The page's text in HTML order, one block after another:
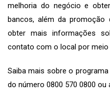
melhoria do negócio e
bancos, além da promoção
obter mais informações
contato com o local por meio
Saiba mais sobre o
do número 0800 570 0800 ou